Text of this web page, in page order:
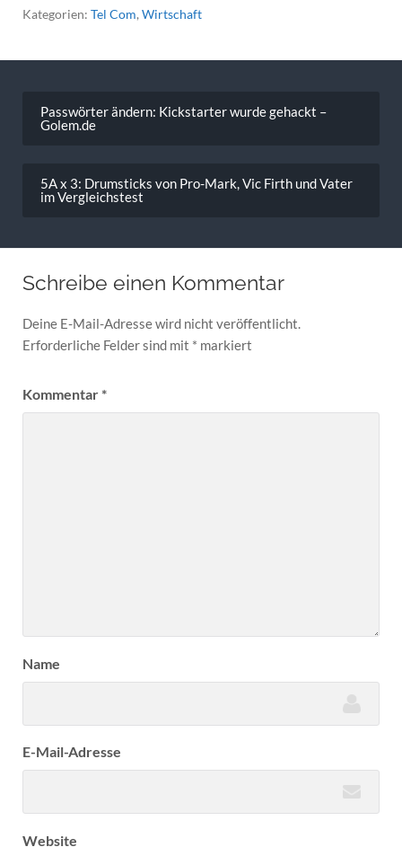
Kategorien: Tel Com, Wirtschaft
Passwörter ändern: Kickstarter wurde gehackt –
Golem.de
5A x 3: Drumsticks von Pro-Mark, Vic Firth und Vater
im Vergleichstest
Schreibe einen Kommentar
Deine E-Mail-Adresse wird nicht veröffentlicht.
Erforderliche Felder sind mit * markiert
Kommentar*
Name
E-Mail-Adresse
Website